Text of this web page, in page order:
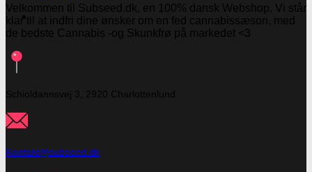
Velkommen til Subseed.dk, en 100% dansk Webshop. Vi står
klar til at indfri dine ønsker om en fed cannabissæson, med
de bedste Cannabis -og Skunkfrø på markedet <3
Schioldannsvej 3, 2920 Charlottenlund
Kontakt@subseed.dk